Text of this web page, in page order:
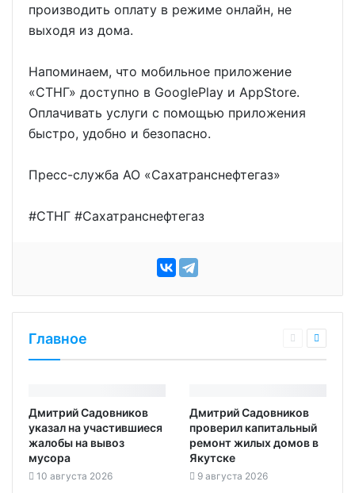
производить оплату в режиме онлайн, не
выходя из дома.
Напоминаем, что мобильное приложение
«СТНГ» доступно в GooglePlay и AppStore.
Оплачивать услуги с помощью приложения
быстро, удобно и безопасно.
Пресс-служба АО «Сахатранснефтегаз»
#СТНГ #Сахатранснефтегаз
Главное
Дмитрий Садовников
указал на участившиеся
жалобы на вывоз
мусора
10 августа 2026
Дмитрий Садовников
проверил капитальный
ремонт жилых домов в
Якутске
9 августа 2026